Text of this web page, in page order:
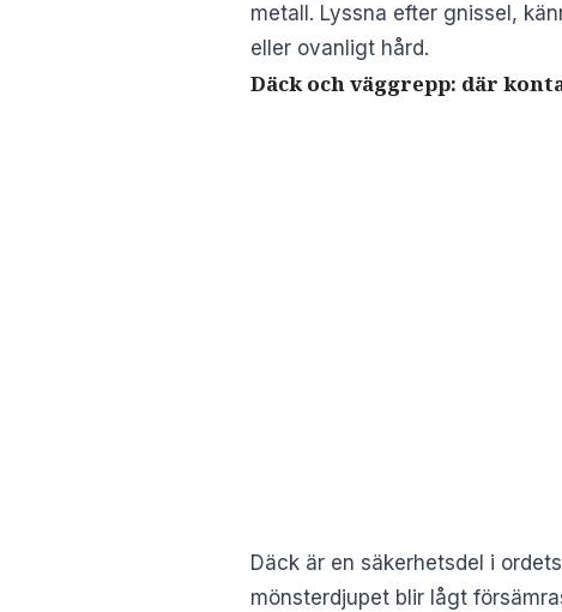
metall. Lyssna efter gnissel,
eller ovanligt hård.
Däck och väggrepp: där
Däck är en säkerhetsdel i
mönsterdjupet blir lågt